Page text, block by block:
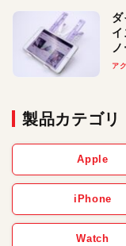
べ
ア
製品カテゴリ
Apple
iPhone
Watch